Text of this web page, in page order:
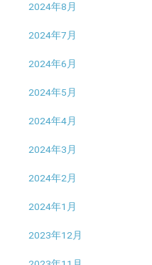
2024年8月
2024年7月
2024年6月
2024年5月
2024年4月
2024年3月
2024年2月
2024年1月
2023年12月